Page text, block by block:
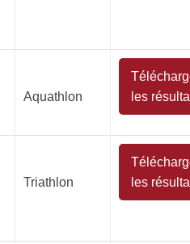
Aquathlon
les
Triathlon
les